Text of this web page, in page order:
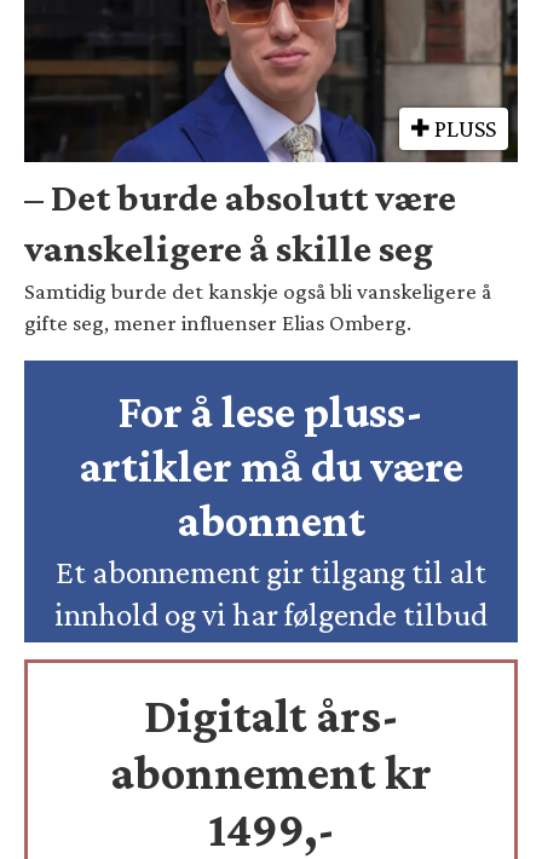
PLUSS
– Det burde absolutt være
vanskeligere å skille seg
Samtidig burde det kanskje også bli vanskeligere å
gifte seg, mener influenser Elias Omberg.
For å lese pluss-
artikler må du være
abonnent
Et abonnement gir tilgang til alt
innhold og vi har følgende tilbud
Digitalt års-
abonnement kr
1499,-